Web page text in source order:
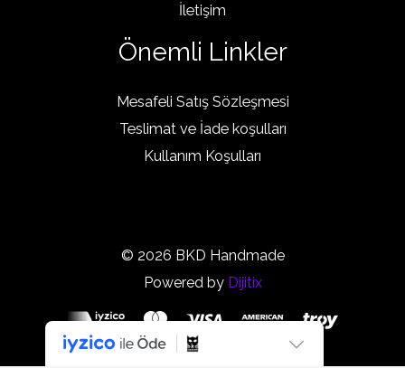
İletişim
Önemli Linkler
Mesafeli Satış Sözleşmesi
Teslimat ve İade koşulları
Kullanım Koşulları
© 2026 BKD Handmade
Powered by Dijitix